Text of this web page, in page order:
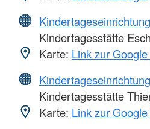
Kindertageseinrichtung
Kindertagesstätte
Karte: Link zur
Kindertageseinrichtung
Kindertagesstätte
Karte: Link zur